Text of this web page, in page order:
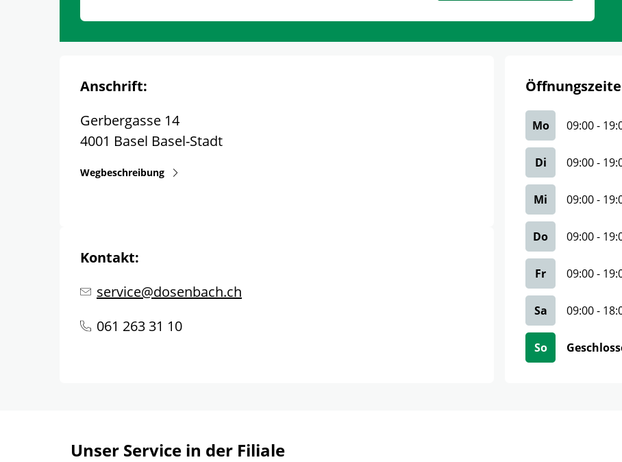
Anschrift:
Gerbergasse 14
4001 Basel Basel-Stadt
Wegbeschreibung
Kontakt:
service@dosenbach.ch
061 263 31 10
Mo 09:00-
Di 09:00-
Mi 09:00-
Do 09:00-
Fr 09:00-
Sa 09:00-
So
Unser Service in der Filiale